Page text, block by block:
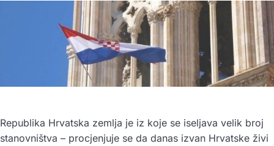
Republika Hrvatska zemlja je iz koje se iseljava velik broj
stanovništva – procjenjuje se da danas izvan Hrvatske živi